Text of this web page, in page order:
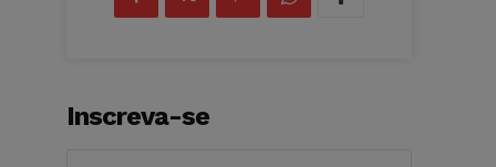
Inscreva-se